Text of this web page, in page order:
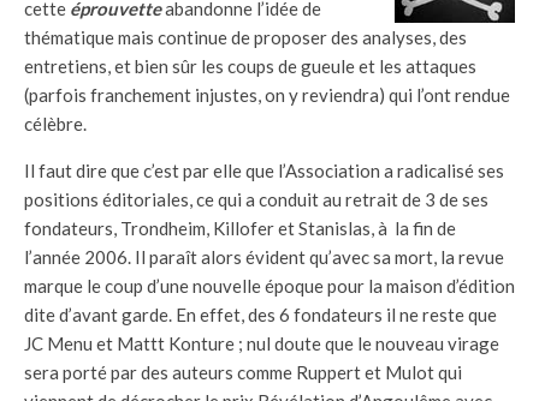
cette éprouvetteabandonne l’idée de
thématique mais continue de proposer des analyses, des
entretiens, et bien sûr les coups de gueule et les attaques
(parfois franchement injustes, on y reviendra) qui l’ont rendue
célèbre.
Il faut dire que c’est par elle que l’Association a radicalisé ses
positions éditoriales, ce qui a conduit au retrait de 3 de ses
fondateurs, Trondheim, Killofer et Stanislas, à la fin de
l’année 2006. Il paraît alors évident qu’avec sa mort, la revue
marque le coup d’une nouvelle époque pour la maison d’édition
dite d’avant garde. En effet, des 6 fondateurs il ne reste que
JC Menu et Mattt Konture ; nul doute que le nouveau virage
sera porté par des auteurs comme Ruppert et Mulot qui